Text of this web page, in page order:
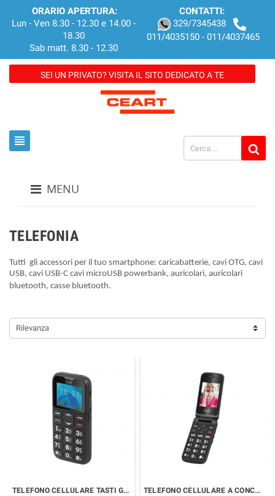
ORARIO APERTURA:
Lun - Ven 8.30 - 12.30 e 14.00 -
18.30
Sab matt. 8.30 - 12.30
CONTATTI:
329/7345438
011/4035150 - 011/4037465
SEI UN PRIVATO? VISITA IL SITO DEDICATO A TE
view_headline
MENU
TELEFONIA
Tutti gli accessori per il tuo smartphone: caricabatterie, cavi OTG, cavi
USB, cavi USB-C cavi microUSB powerbank, auricolari, auricolari
bluetooth, casse bluetooth.
Rilevanza
TELEFONO CELLULARE TASTI GRANDI TELEFONO CELLULARE A CONCHIGLIA